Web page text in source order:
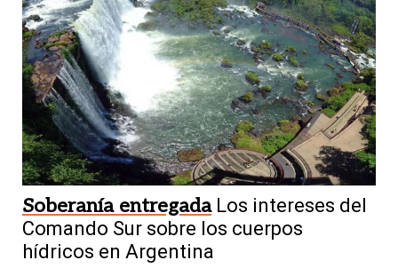
Soberanía entregada Los intereses del
Comando Sur sobre los cuerpos
hídricos en Argentina